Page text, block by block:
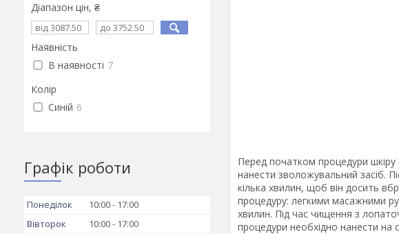
Перед початком процедури
нанести зволожувальний засіб.
кілька хвилин, щоб він досить
процедуру: легкими масажними
хвилин. Під час чищення з
процедури необхідно нанести на
Діапазон цін, ₴
Наявність
В наявності 7
Колір
Синій 6
Графік роботи
Понеділок 10:00
17:00
Вівторок
10:00
17:00